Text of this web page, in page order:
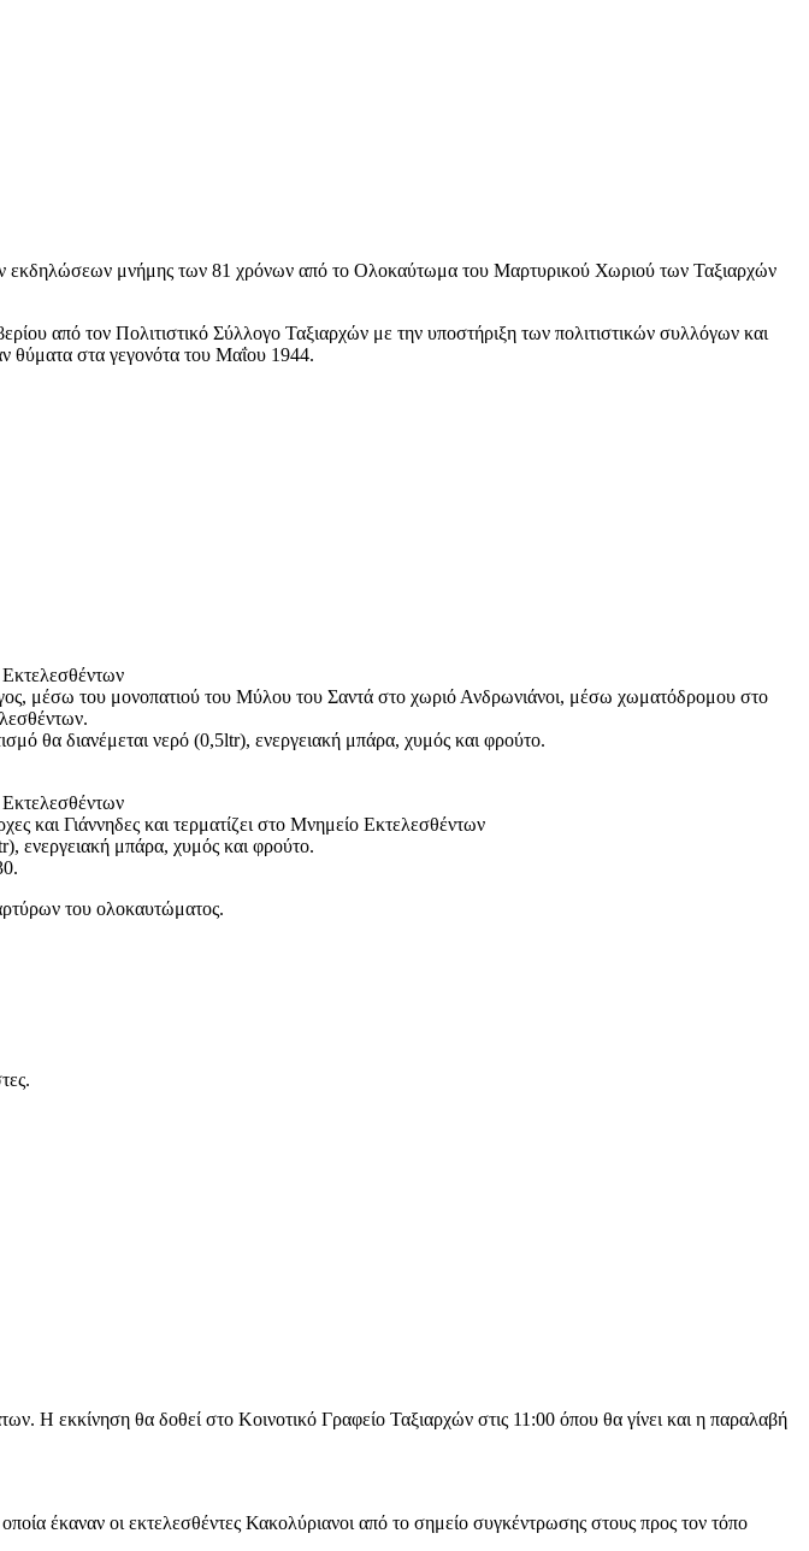
εκδηλώσεων μνήμης των 81 χρόνων από το Ολοκαύτωμα του Μαρτυρικού Χωριού των Ταξιαρχών
από τον Πολιτιστικό Σύλλογο Ταξιαρχών με την υποστήριξη των πολιτιστικών συλλόγων και
θύματα στα γεγονότα του Μαΐου 1944.
μέσω του μονοπατιού του Μύλου του Σαντά στο χωριό Ανδρωνιάνοι, μέσω χωματόδρομου στο
θα διανέμεται νερό (0,5ltr), ενεργειακή μπάρα, χυμός και φρούτο.
και Γιάννηδες και τερματίζει στο Μνημείο Εκτελεσθέντων
ενεργειακή μπάρα, χυμός και φρούτο.
του ολοκαυτώματος.
Η εκκίνηση θα δοθεί στο Κοινοτικό Γραφείο Ταξιαρχών στις 11:00 όπου θα γίνει και η παραλαβή
έκαναν οι εκτελεσθέντες Κακολύριανοι από το σημείο συγκέντρωσης στους προς τον τόπο